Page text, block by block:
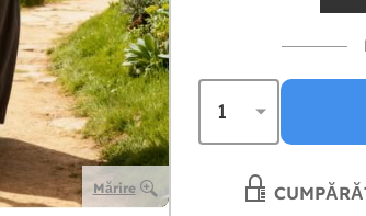
Mărire